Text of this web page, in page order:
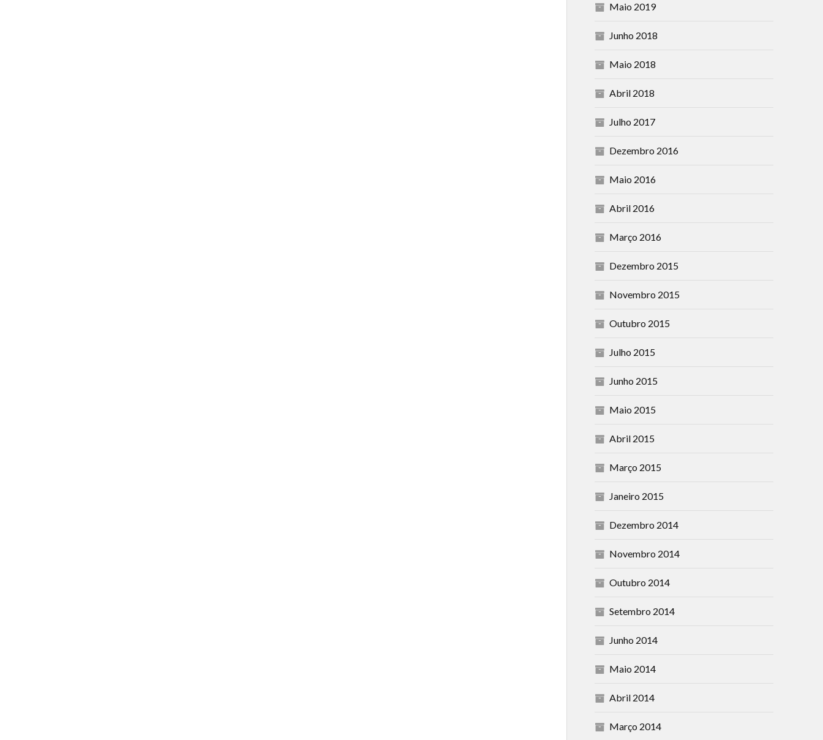
Maio 2019
Junho 2018
Maio 2018
Abril 2018
Julho 2017
Dezembro 2016
Maio 2016
Abril 2016
Março 2016
Dezembro 2015
Novembro 2015
Outubro 2015
Julho 2015
Junho 2015
Maio 2015
Abril 2015
Março 2015
Janeiro 2015
Dezembro 2014
Novembro 2014
Outubro 2014
Setembro 2014
Junho 2014
Maio 2014
Abril 2014
Março 2014